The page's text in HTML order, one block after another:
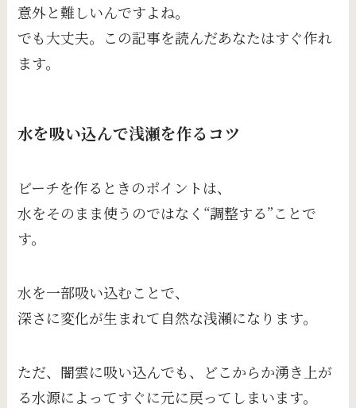
意外と難しいんですよね。
でも大丈夫。この記事を読んだあなたはすぐ作れ
ます。
水を吸い込んで浅瀬を作るコツ
ビーチを作るときのポイントは、
水をそのまま使うのではなく“調整する”ことで
す。
水を一部吸い込むことで、
深さに変化が生まれて自然な浅瀬になります。
ただ、闇雲に吸い込んでも、どこからか湧き上が
る水源によってすぐに元に戻ってしまいます。